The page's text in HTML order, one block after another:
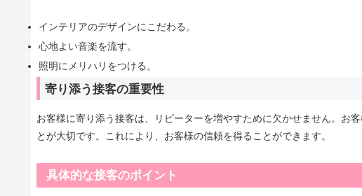
インテリアのデザインにこだわる。
心地よい音楽を流す。
照明にメリハリをつける。
寄り添う接客の重要性
お客様に寄り添う接客は、リピーターを増やすために欠かせません。お
とが大切です。これにより、お客様の信頼を得ることができます。
具体的な接客のポイント